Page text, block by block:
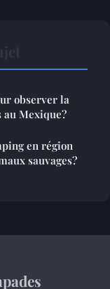
observer la
Mexique?
en région
sauvages?